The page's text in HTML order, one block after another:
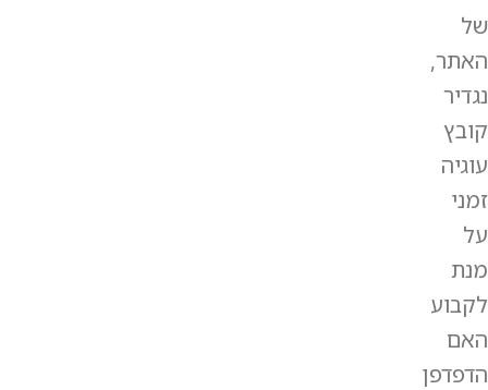
של
האתר,
נגדיר
קובץ
עוגיה
זמני
על
מנת
לקבוע
האם
הדפדפן